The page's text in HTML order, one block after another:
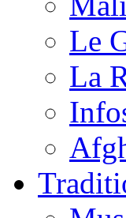
Le
La